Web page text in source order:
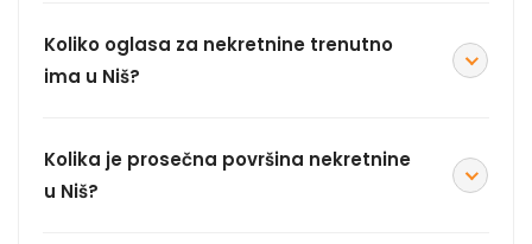
Koliko oglasa za nekretnine trenutno
ima u Niš?
Kolika je prosečna površina nekretnine
u Niš?